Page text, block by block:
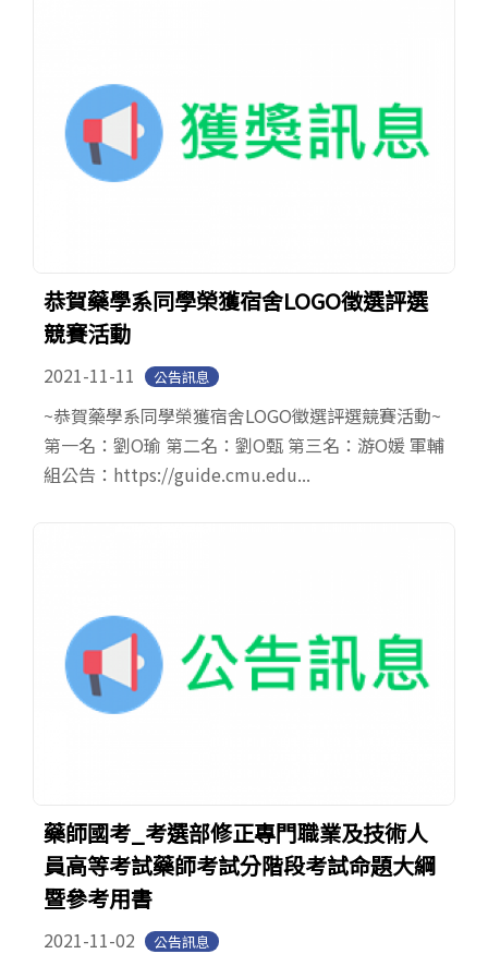
恭賀藥學系同學榮獲宿舍LOGO徵選評選
競賽活動
2021-11-11 公告訊息
~恭賀藥學系同學榮獲宿舍LOGO徵選評選競賽活動~
第一名：劉O瑜 第二名：劉O甄 第三名：游O媛 軍輔
組公告：https://guide.cmu.edu...
藥師國考_考選部修正專門職業及技術人
員高等考試藥師考試分階段考試命題大綱
暨參考用書
2021-11-02 公告訊息